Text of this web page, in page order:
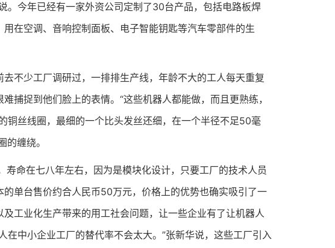
。今年已经有一家外资公司定制了30台产品，包括电路板焊
在空调、音响控制面板、电子智能钥匙等汽车零部件的生
少工厂调研过，一排排生产线，年龄不大的工人每天重复
捕捉到他们脸上的表情。“这些机器人都能做，而且更熟练，
铜丝线圈，最细的一个比头发丝还细，在一个半径不足50毫
缠绕。
命在七八年左右，因为是模块化设计，只要工厂的技术人员
单台售价约合人民币50万元，价格上的优势也确实吸引了一
工业化生产带来的用工社会问题，让一些企业有了让机器人
中小企业工厂的替代率不会太大。”张新华说，这些工厂引入